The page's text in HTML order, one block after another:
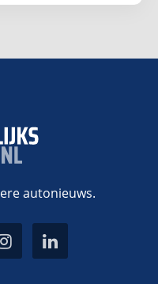
autonieuws.